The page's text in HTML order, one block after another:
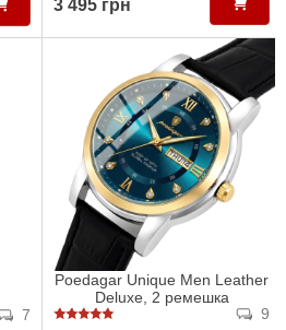
3 495 грн
7
Poedagar Unique Men Leather
Deluxe, 2 ремешка
9